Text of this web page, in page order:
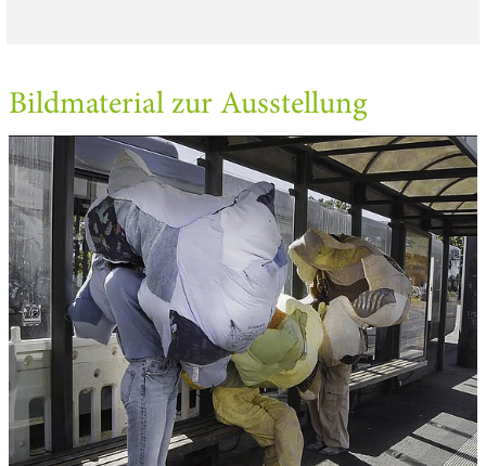
Bildmaterial zur Ausstellung